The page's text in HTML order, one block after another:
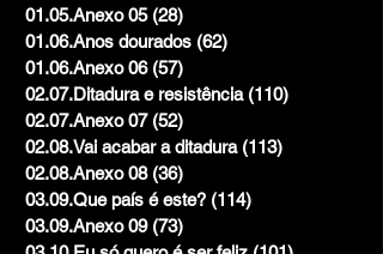
01.05.Anexo 05 (28)
01.06.Anos dourados (62)
01.06.Anexo 06 (57)
02.07.Ditadura e resistência (110)
02.07.Anexo 07 (52)
02.08.Vai acabar a ditadura (113)
02.08.Anexo 08 (36)
03.09.Que país é este? (114)
03.09.Anexo 09 (73)